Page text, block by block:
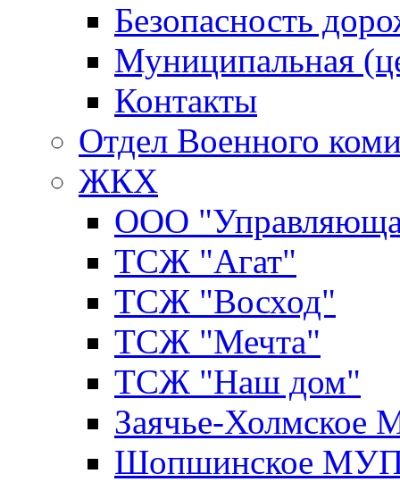
Безопасность
Муниципальная
Контакты
Отдел Военного
ЖКХ
ООО
ТСЖ "Агат"
ТСЖ "Восход"
ТСЖ "Мечта"
ТСЖ "Наш дом"
Заячье-
Шопшинское